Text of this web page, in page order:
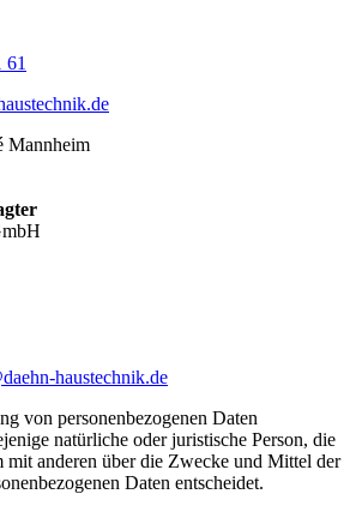
61
Mannheim
haustechnik.de
von personenbezogenen Daten
natürliche oder juristische Person, die
mit anderen über die Zwecke und Mittel der
Daten entscheidet.